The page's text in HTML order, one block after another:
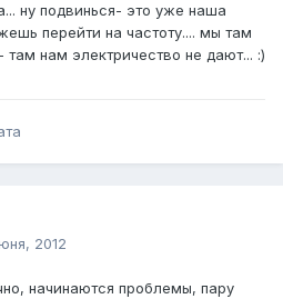
ну подвинься- это уже наша
перейти на частоту.... мы там
там нам электричество не дают... :)
2012
начинаются проблемы, пару